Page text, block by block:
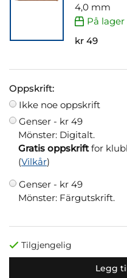
4,0 mm
På lager
kr 49
Oppskrift:
Ikke noe oppskrift
Genser - kr 49
Mönster: Digitalt.
Gratis oppskriftfor
(Vilkår)
Genser - kr 49
Mönster: Färgutskrift.
Tilgjengelig
Legg